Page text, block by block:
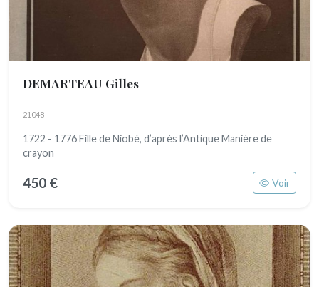
DEMARTEAU Gilles
21048
1722 - 1776 Fille de Niobé, d’après l’Antique Manière de
crayon
450 € Voir